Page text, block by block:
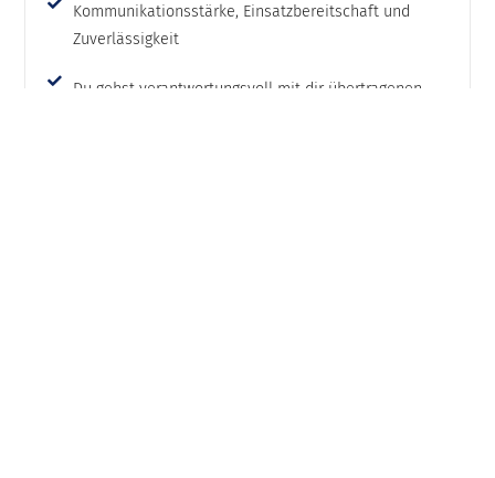
Kommunikationsstärke, Einsatzbereitschaft und
Zuverlässigkeit
Du gehst verantwortungsvoll mit dir übertragenen